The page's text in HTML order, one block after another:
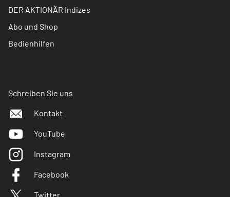
DER AKTIONÄR Indizes
Abo und Shop
Bedienhilfen
Schreiben Sie uns
Kontakt
YouTube
Instagram
Facebook
Twitter